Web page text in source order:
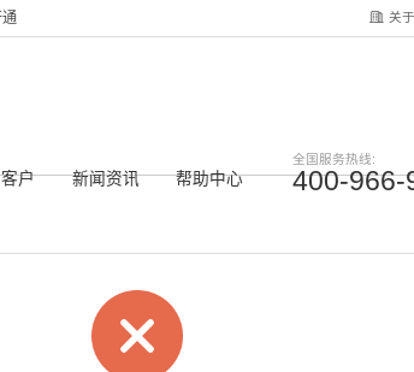
关
客户 新闻资讯 帮助中心
全国服务热线:
400-966-